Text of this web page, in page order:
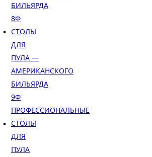
БИЛЬЯРДА
8Ф
СТОЛЫ
ДЛЯ
ПУЛА —
АМЕРИКАНСКОГО
БИЛЬЯРДА
9Ф
ПРОФЕССИОНАЛЬНЫЕ
СТОЛЫ
ДЛЯ
ПУЛА